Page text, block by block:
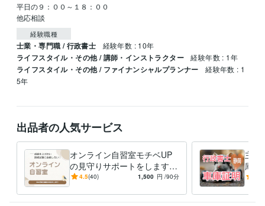
平日の９：００～１８：００
他応相談
経験職種
士業・専門職 / 行政書士 経験年数 : 10年
ライフスタイル・その他 / 講師・インストラクター 経験年数 : 1年
ライフスタイル・その他 / ファイナンシャルプランナー
経験年数 : 1
5年
出品者の人気サービス
オンライン自習室モチベUP
の見守りサポートをします
毎日の勉強習慣を身につけ
P！』
4.5(40) 1,500 円 /90分
主と
庫証
定行